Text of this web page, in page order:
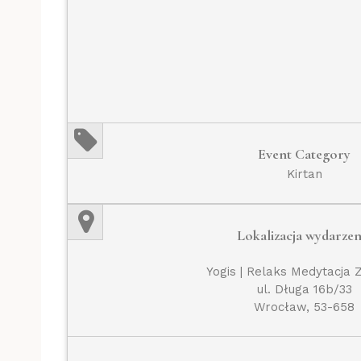
Event Category
Kirtan
Lokalizacja
Yogis | Relaks Medytacja
ul. Długa 16b/33
Wrocław, 53-658